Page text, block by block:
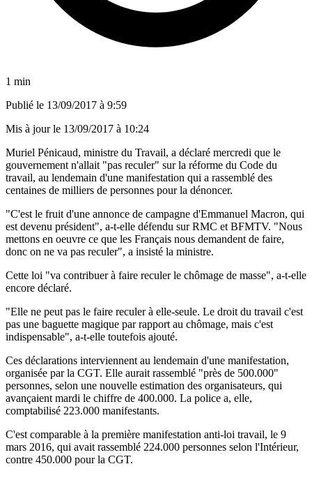
1 min
Publié le 13/09/2017 à 9:59
Mis à jour le 13/09/2017 à 10:24
Muriel Pénicaud, ministre du Travail, a déclaré mercredi que le
gouvernement n'allait "pas reculer" sur la réforme du Code du
travail, au lendemain d'une manifestation qui a rassemblé des
centaines de milliers de personnes pour la dénoncer.
"C'est le fruit d'une annonce de campagne d'Emmanuel Macron, qui
est devenu président", a-t-elle défendu sur RMC et BFMTV. "Nous
mettons en oeuvre ce que les Français nous demandent de faire,
donc on ne va pas reculer", a insisté la ministre.
Cette loi "va contribuer à faire reculer le chômage de masse", a-t-elle
encore déclaré.
"Elle ne peut pas le faire reculer à elle-seule. Le droit du travail c'est
pas une baguette magique par rapport au chômage, mais c'est
indispensable", a-t-elle toutefois ajouté.
Ces déclarations interviennent au lendemain d'une manifestation,
organisée par la CGT. Elle aurait rassemblé "près de 500.000"
personnes, selon une nouvelle estimation des organisateurs, qui
avançaient mardi le chiffre de 400.000. La police a, elle,
comptabilisé 223.000 manifestants.
C'est comparable à la première manifestation anti-loi travail, le 9
mars 2016, qui avait rassemblé 224.000 personnes selon l'Intérieur,
contre 450.000 pour la CGT.